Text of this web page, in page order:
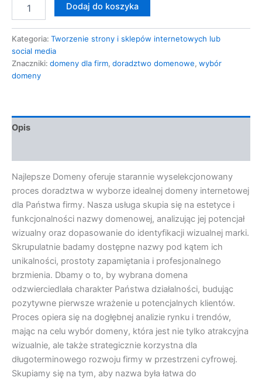
Dodaj do koszyka
Kategoria: Tworzenie strony i sklepów internetowych lub
social media
Znaczniki: domeny dla firm, doradztwo domenowe, wybór
domeny
Opis
Najlepsze Domeny oferuje starannie wyselekcjonowany
proces doradztwa w wyborze idealnej domeny internetowej
dla Państwa firmy. Nasza usługa skupia się na estetyce i
funkcjonalności nazwy domenowej, analizując jej potencjał
wizualny oraz dopasowanie do identyfikacji wizualnej marki.
Skrupulatnie badamy dostępne nazwy pod kątem ich
unikalności, prostoty zapamiętania i profesjonalnego
brzmienia. Dbamy o to, by wybrana domena
odzwierciedlała charakter Państwa działalności, budując
pozytywne pierwsze wrażenie u potencjalnych klientów.
Proces opiera się na dogłębnej analizie rynku i trendów,
mając na celu wybór domeny, która jest nie tylko atrakcyjna
wizualnie, ale także strategicznie korzystna dla
długoterminowego rozwoju firmy w przestrzeni cyfrowej.
Skupiamy się na tym, aby nazwa była łatwa do